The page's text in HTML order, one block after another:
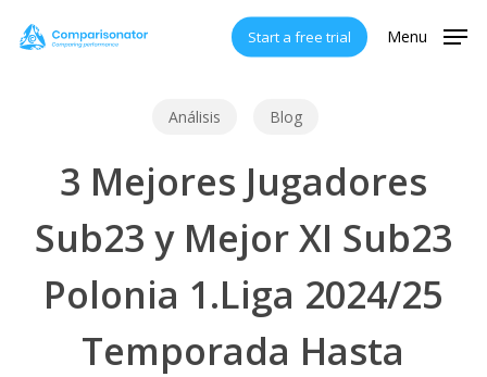
Start a free trial Menu
Análisis Blog
3 Mejores Jugadores
Sub23 y Mejor XI Sub23
Polonia 1.Liga 2024/25
Temporada Hasta